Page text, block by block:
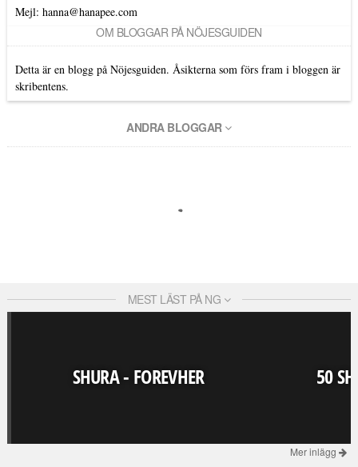
Mejl: hanna@hanapee.com
OM BLOGGAR PÅ NÖJESGUIDEN
Detta är en blogg på Nöjesguiden. Åsikterna som förs fram i bloggen är
skribentens.
ANDRA BLOGGAR
MEST LÄST PÅ NG
SHURA - FOREVHER 50
Mer inlägg